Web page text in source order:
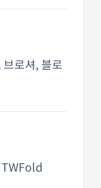
로셔, 블로